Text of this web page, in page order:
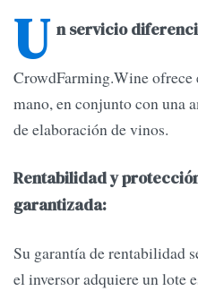
U n servicio
CrowdFarming.Wine ofrece
mano, en conjunto con una
de elaboración de vinos.
Rentabilidad y
garantizada:
Su garantía de rentabilidad
el inversor adquiere un lote